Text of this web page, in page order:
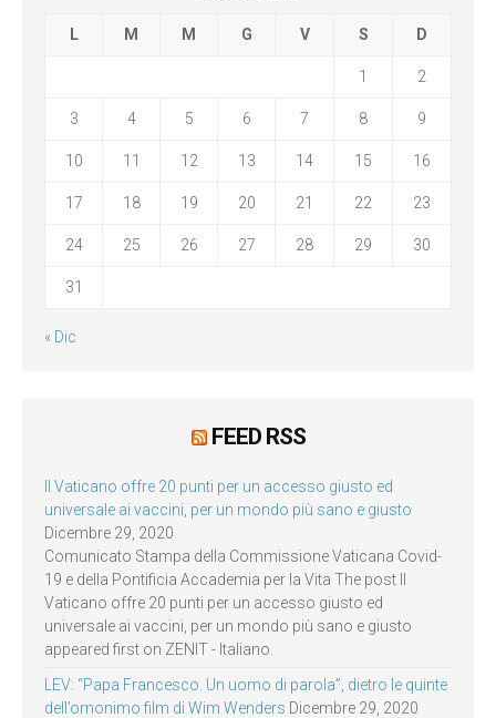
L M M G V S D
1 2
3 4 5 6 7 8 9
10 11 12 13 14 15 16
17 18 19 20 21 22 23
24 25 26 27 28 29 30
31
« Dic
FEED RSS
Il Vaticano offre 20 punti per un accesso giusto ed
universale ai vaccini, per un mondo più sano e giusto
Dicembre 29, 2020
Comunicato Stampa della Commissione Vaticana Covid-
19 e della Pontificia Accademia per la Vita The post Il
Vaticano offre 20 punti per un accesso giusto ed
universale ai vaccini, per un mondo più sano e giusto
appeared first on ZENIT - Italiano.
LEV: “Papa Francesco. Un uomo di parola”, dietro le quinte
dell’omonimo film di Wim Wenders Dicembre 29, 2020